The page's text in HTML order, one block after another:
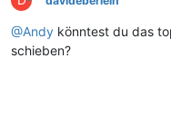
@Andy könntest du das
schieben?